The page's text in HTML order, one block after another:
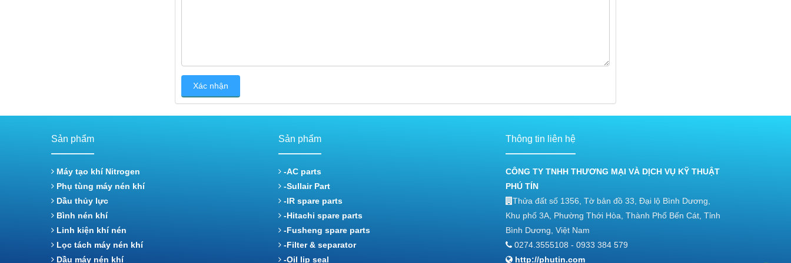
Sản phẩm
Máy tạo khí Nitrogen
Phụ tùng máy nén khí
Dầu thủy lực
Bình nén khí
Linh kiện khí nén
Lọc tách máy nén khí
Dầu máy nén khí
Sản phẩm
-AC parts
-Sullair Part
-IR spare parts
-Hitachi spare parts
-Fusheng spare parts
-Filter & separator
-Oil lip seal
Thông tin liên hệ
CÔNG TY TNHH THƯƠNG MẠI VÀ DỊCH VỤ KỸ THUẬT
PHÚ TÍN
Thửa đất số 1356, Tờ bản đồ 33, Đại lộ Bình Dương,
Khu phố 3A, Phường Thới Hòa, Thành Phố Bến Cát, Tỉnh
Bình Dương, Việt Nam
0274.3555108 - 0933 384 579
http://phutin.com